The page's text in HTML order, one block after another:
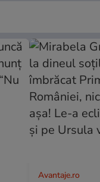
Avantaje.ro